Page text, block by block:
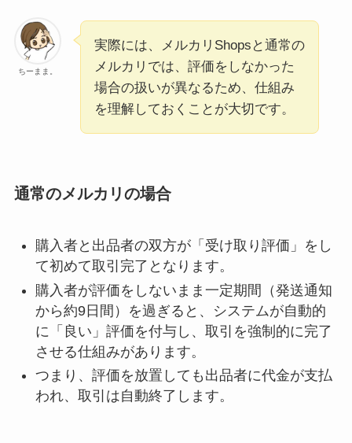
ちーまま。
実際には、メルカリShopsと通常の
メルカリでは、評価をしなかった
場合の扱いが異なるため、仕組み
を理解しておくことが大切です。
通常のメルカリの場合
購入者と出品者の双方が「受け取り評価」をし
て初めて取引完了となります。
購入者が評価をしないまま一定期間（発送通知
から約9日間）を過ぎると、システムが自動的
に「良い」評価を付与し、取引を強制的に完了
させる仕組みがあります。
つまり、評価を放置しても出品者に代金が支払
われ、取引は自動終了します。